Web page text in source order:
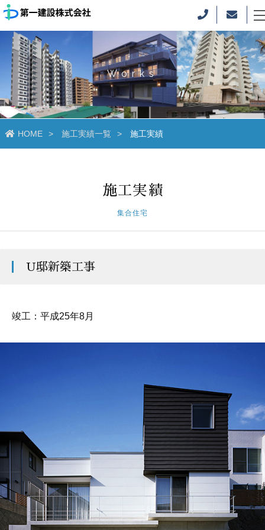
Works
HOME 施工実績一覧 施工実績
施工実績
集合住宅
U邸新築工事
竣工：平成25年8月